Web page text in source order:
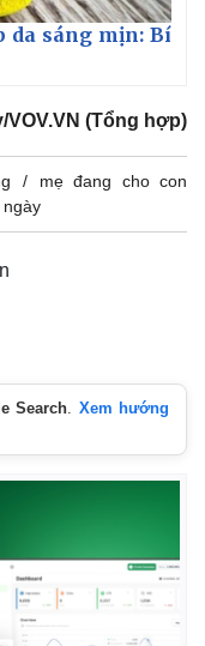
phê
da sáng mịn: Bí
(Tổng hợp)
mẹ đang cho con
ngày
Search
Xem hướng